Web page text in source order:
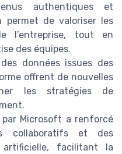
authentiques et
permet de valoriser les
l’entreprise, tout en
des équipes.
données issues des
offrent de nouvelles
les stratégies de
par Microsoft a renforcé
collaboratifs et des
artificielle, facilitant la